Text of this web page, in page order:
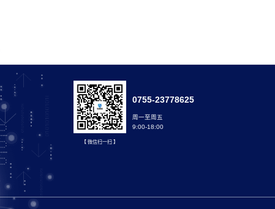
【 微信扫一扫 】
0755-23778625
周一至周五
9:00-18:00